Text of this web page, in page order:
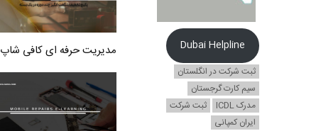
مدیریت حرفه ای کافی شاپ Dubai Helpline
ثبت شرکت در انگلستان
سیم کارت گرجستان
مدرک ICDL
ثبت شرکت
ایران کمپانی